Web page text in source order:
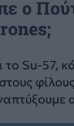
ο
Su-57,
ο